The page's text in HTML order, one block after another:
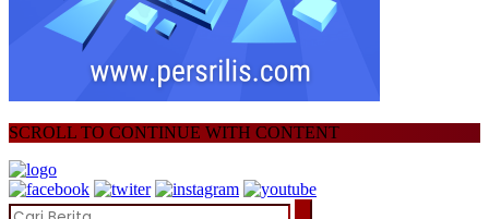
SCROLL TO CONTINUE WITH CONTENT